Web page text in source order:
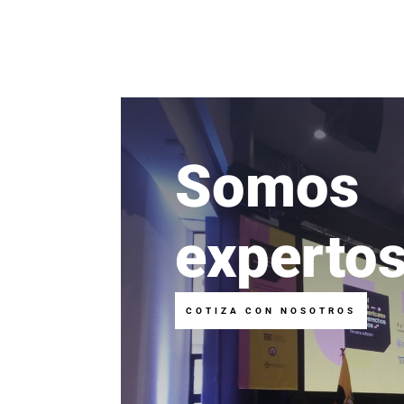
Somos
COTIZA CON NOSOTROS